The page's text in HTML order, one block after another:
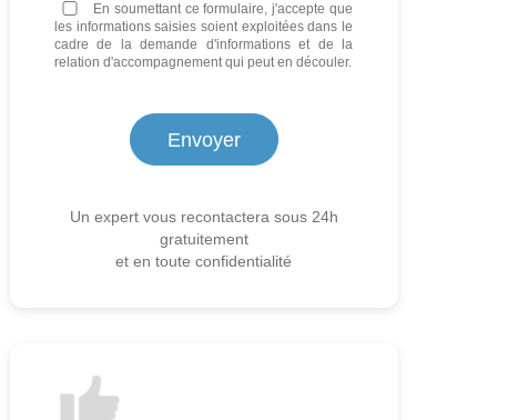
En soumettant ce formulaire, j'accepte que
les informations saisies soient exploitées dans le
cadre de la demande d'informations et de la
relation d'accompagnement qui peut en découler.
Un expert vous recontactera sous 24h
gratuitement
et en toute confidentialité